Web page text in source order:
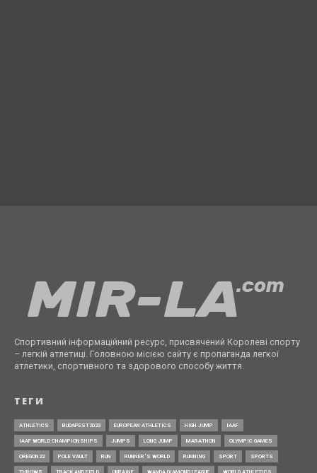
Спортивний інформаційний ресурс, присвячений Королеві спорту
– легкій атлетиці. Головною місією сайту є пропаганда легкої
атлетики, спортивного та здорового способу життя.
ТЕГИ
ATHLETICS BUDAPEST2023 EUROPEAN ATHLETICS HIGH JUMP IAAF
IAAF WORLD CHAMPIONSHIPS JUMPS LONG JUMP MARATHON OLYMPIC GAMES
OREGON22 POLE VAULT RUN RUNNER’S WORLD RUNNING SPORT SPORTS